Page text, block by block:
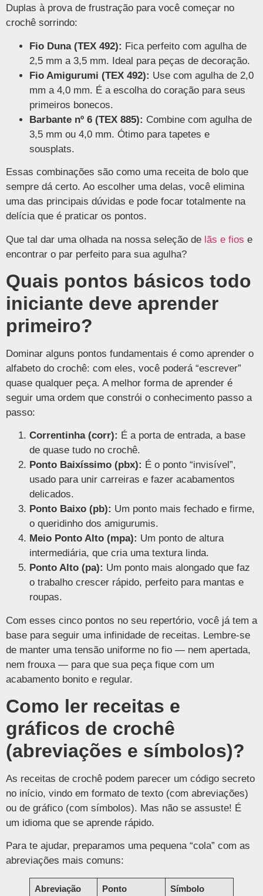
Duplas à prova de frustração para você começar no
crochê sorrindo:
Fio Duna (TEX 492): Fica perfeito com agulha de
2,5 mm a 3,5 mm. Ideal para peças de decoração.
Fio Amigurumi (TEX 492): Use com agulha de 2,0
mm a 4,0 mm. É a escolha do coração para seus
primeiros bonecos.
Barbante nº 6 (TEX 885): Combine com agulha de
3,5 mm ou 4,0 mm. Ótimo para tapetes e
sousplats.
Essas combinações são como uma receita de bolo que
sempre dá certo. Ao escolher uma delas, você elimina
uma das principais dúvidas e pode focar totalmente na
delícia que é praticar os pontos.
Que tal dar uma olhada na nossa seleção de lãs e fios e
encontrar o par perfeito para sua agulha?
Quais pontos básicos todo
iniciante deve aprender
primeiro?
Dominar alguns pontos fundamentais é como aprender o
alfabeto do crochê: com eles, você poderá “escrever”
quase qualquer peça. A melhor forma de aprender é
seguir uma ordem que constrói o conhecimento passo a
passo:
Correntinha (corr): É a porta de entrada, a base
de quase tudo no crochê.
Ponto Baixíssimo (pbx): É o ponto “invisível”,
usado para unir carreiras e fazer acabamentos
delicados.
Ponto Baixo (pb): Um ponto mais fechado e firme,
o queridinho dos amigurumis.
Meio Ponto Alto (mpa): Um ponto de altura
intermediária, que cria uma textura linda.
Ponto Alto (pa): Um ponto mais alongado que faz
o trabalho crescer rápido, perfeito para mantas e
roupas.
Com esses cinco pontos no seu repertório, você já tem a
base para seguir uma infinidade de receitas. Lembre-se
de manter uma tensão uniforme no fio — nem apertada,
nem frouxa — para que sua peça fique com um
acabamento bonito e regular.
Como ler receitas e
gráficos de crochê
(abreviações e símbolos)?
As receitas de crochê podem parecer um código secreto
no início, vindo em formato de texto (com abreviações)
ou de gráfico (com símbolos). Mas não se assuste! É
um idioma que se aprende rápido.
Para te ajudar, preparamos uma pequena “cola” com as
abreviações mais comuns:
Abreviação Ponto
Símbolo